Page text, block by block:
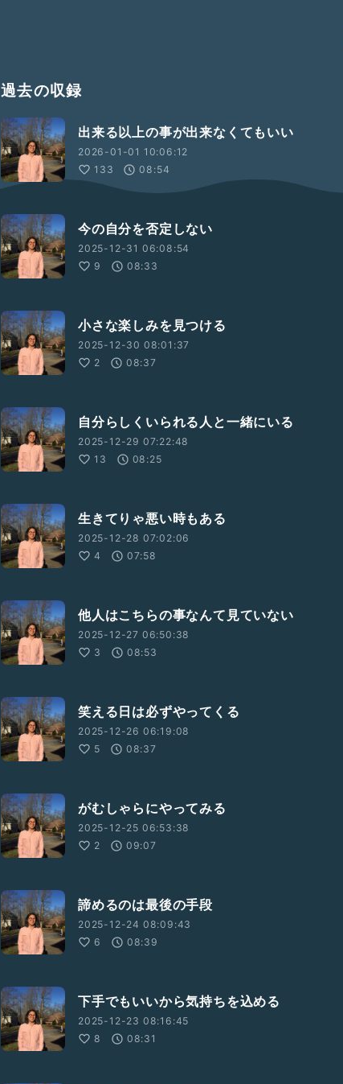
過去の収録
出来る以上の事が出来なくてもいい
2026-01-01 10:06:12
133
08:54
今の自分を否定しない
2025-12-31 06:08:54
9
08:33
小さな楽しみを見つける
2025-12-30 08:01:37
2
08:37
自分らしくいられる人と一緒にいる
2025-12-29 07:22:48
13
08:25
生きてりゃ悪い時もある
2025-12-28 07:02:06
4
07:58
他人はこちらの事なんて見ていない
2025-12-27 06:50:38
3
08:53
笑える日は必ずやってくる
2025-12-26 06:19:08
5
08:37
がむしゃらにやってみる
2025-12-25 06:53:38
2
09:07
諦めるのは最後の手段
2025-12-24 08:09:43
6
08:39
下手でもいいから気持ちを込める
2025-12-23 08:16:45
8
08:31